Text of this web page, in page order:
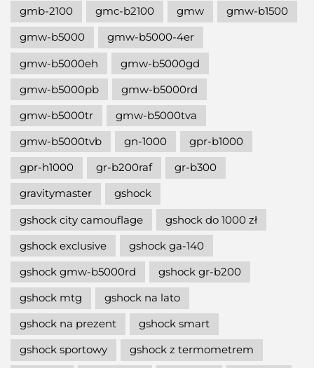
gmb-2100
gmc-b2100 gmw
gmw-b1500
gmw-b5000
gmw-b5000-4er
gmw-b5000eh
gmw-b5000gd
gmw-b5000pb
gmw-b5000rd
gmw-b5000tr
gmw-b5000tva
gmw-b5000tvb
gn-1000
gpr-b1000
gpr-h1000
gr-b200raf
gr-b300
gravitymaster
gshock
gshock city camouflage
gshock do 1000 zł
gshock exclusive
gshock ga-140
gshock gmw-b5000rd
gshock gr-b200
gshock mtg
gshock na lato
gshock na prezent
gshock smart
gshock sportowy
gshock z termometrem